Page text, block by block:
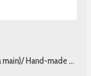
手工饺子/ Ravioli Chinois (fait à la main)/ Hand-made Chinese dumpling